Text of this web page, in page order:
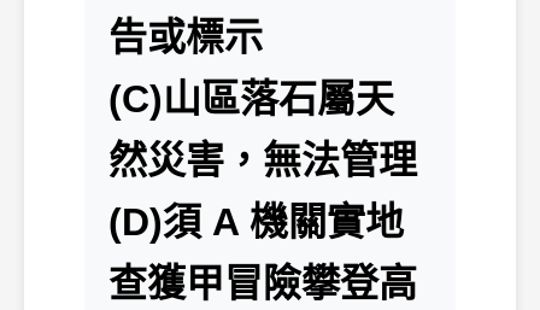
告或標示
(C)山區落石屬天
然災害，無法管理
(D)須 A 機關實地
查獲甲冒險攀登高